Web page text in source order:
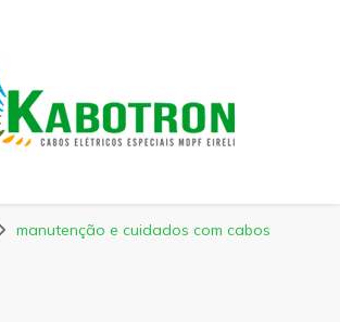
manutenção e cuidados com cabos